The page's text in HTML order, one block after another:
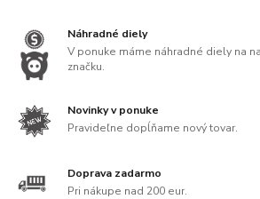
Náhradné diely
V ponuke máme náhradné diely na
značku.
Novinky v ponuke
Pravideľne dopĺňame nový tovar.
Doprava zadarmo
Pri nákupe nad 200 eur.